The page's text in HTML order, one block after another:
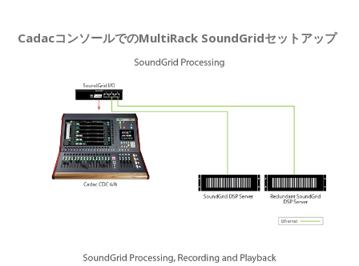
CadacコンソールでのMultiRack SoundGridセットアップ